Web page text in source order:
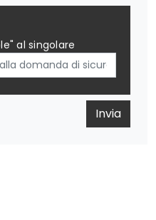
al singolare
Invia